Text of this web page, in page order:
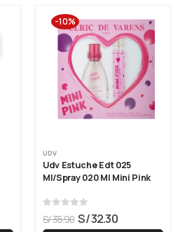
-10%
UDV
Udv Estuche Edt 025
Ml/spray 020 Ml Mini Pink
out of 5
S/35.90 S/32.30